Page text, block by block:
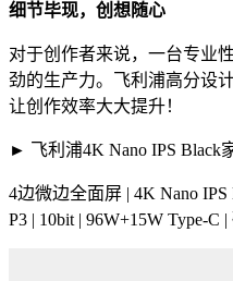
细节毕现，创想随心
对于创作者来说，一台专业
劲的生产力。飞利浦高分设
让创作效率大大提升！
► 飞利浦4K Nano IPS Black
4边微边全面屏 | 4K Nano
P3 | 10bit | 96W+15W Type-C